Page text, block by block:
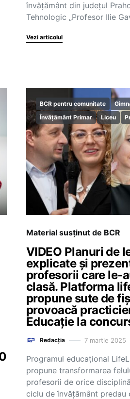
învățământ din județul
Tehnologic „Profesor Ilie
Vezi articolul
BCR pentru comunitate
Învățământ Primar
Liceu
Material susținut de BCR
VIDEO Planuri de
explicate și
profesorii care le-
clasă. Platforma
propune sute de
provoacă
Educație la
Redacția 7 martie 2025
Programul educațional
propune transformarea
profesorii de orice
ciclu de învățământ predau